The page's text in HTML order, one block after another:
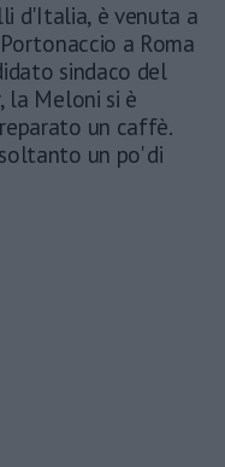
d'Italia, è venuta a
a Roma
sindaco del
la Meloni si è
un caffè.
un po' di